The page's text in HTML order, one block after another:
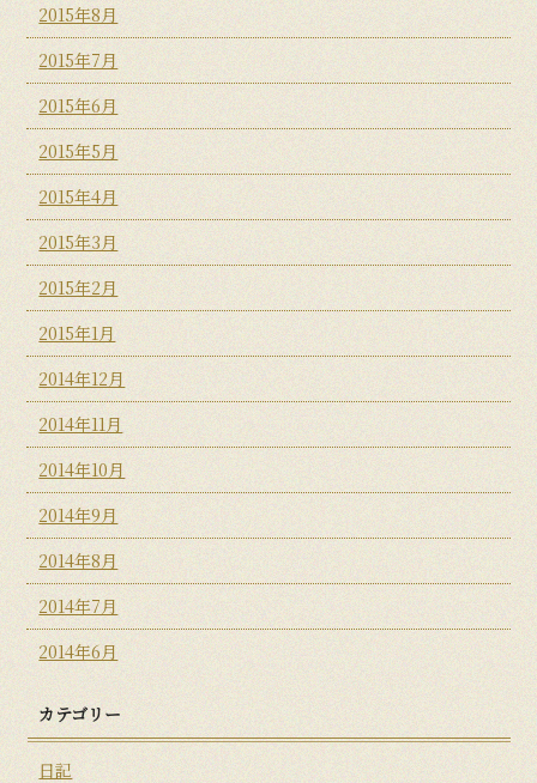
2015年8月
2015年7月
2015年6月
2015年5月
2015年4月
2015年3月
2015年2月
2015年1月
2014年12月
2014年11月
2014年10月
2014年9月
2014年8月
2014年7月
2014年6月
カテゴリー
日記